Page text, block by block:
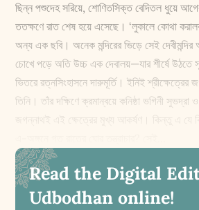
ছিন্ন পশুদেহ সরিয়ে, শোণিতসিক্ত বেদিতল ধুয়ে
ততক্ষণে রাত শেষ হয়ে এসেছে। ‘লুকালে কোথা
অন্য এক ছবি। অনেক মন্দিরের ভিড়ে সেই
চোখে পড়ে অতি উচ্চ এক দেবালয়—যার শীর্ষে উঠতে
ভিতরে রত্নসিংহাসনে দারুমূর্তি। ইনিই শ্রীক্ষেত্রের
তিনি। তাঁর দক্ষিণে ক্রমান্বয়ে কনিষ্ঠা ভগিনী সুভদ্রা
জগন্নাথই এই ক্ষেত্রের মুখ্য আকর্ষণ। কিন্তু এ যে
Read the Digital
Udbodhan online!